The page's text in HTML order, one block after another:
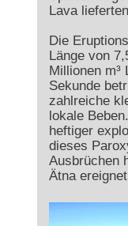
Lava
Die
Länge von
Millionen m³
Sekunde
zahlreiche
lokale
heftiger
dieses
Ausbrüchen
Ätna